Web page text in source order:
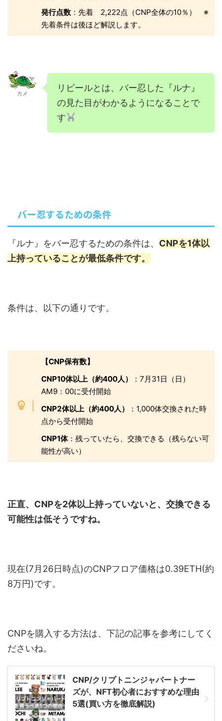
発行点数：先着 2,222点（CNP全体の10％） ※
先着条件は後ほど解説します。
カメ
リビールとは、バー忍した『ルナ』
の見た目がわかるようになることで
す
バー忍するための条件
『ルナ』をバー忍するための条件は、 CNPを1体以
上持っていることが最低条件です。
条件は、以下の通りです。
【CNP保有数】
CNP10体以上（約400人）
：7月31日（日）
AM9：00に受付開始
CNP2体以上（約400人）
：1,000体交換された時
点から受付開始
CNP1体：残っていたら、交換できる（残らない可
能性が高い）
正直、CNPを2体以上持っていないと、交換できる
可能性は低そうですね。
現在(7月26日時点)のCNPフロア価格は0.39ETH(約
8万円)です。
CNPを購入する方法は、下記の記事を参考にしてく
ださいね。
CNP/クリプトニンジャパートナー
ズが、NFT初心者におすすめな理由
5選(買い方を徹底解説)